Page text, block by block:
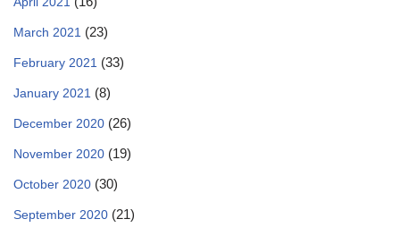
March 2021 (23)
February 2021 (33)
January 2021 (8)
December 2020 (26)
November 2020 (19)
October 2020 (30)
September 2020 (21)